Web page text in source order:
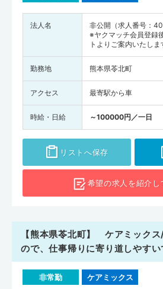
法人名
非公開（求人番号：
※ヤクマッチ会員登録
トよりご案内いたしま
勤務地 熊本県苓北町
アクセス 最寄駅から車
時給・日給 ～100000円／一日
リストへ保存
希望の求人を紹介し
【熊本県苓北町】 ケアミック
ので、仕事帰りに寄り道しやすい
非常勤 ケアミックス